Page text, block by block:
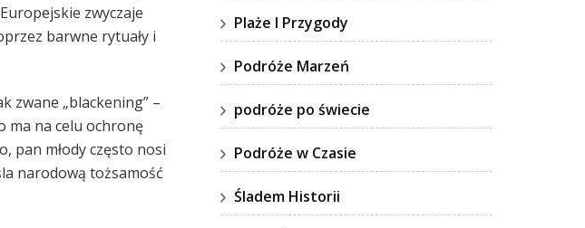
zwyczaje
barwne rytuały i
zwane „blackening” –
ma na celu ochronę
pan młody często nosi
narodową tożsamość
Plaże I Przygody
Podróże Marzeń
podróże po świecie
Podróże w Czasie
Śladem Historii